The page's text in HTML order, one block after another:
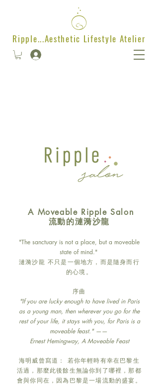
Ripple...Aesthetic Lifestyle Atelier
salon
A Moveable Ripple Salon
流動的漣漪沙龍
"The sanctuary is not a place, but a moveable
state of mind."
漣漪沙龍 不只是一個地方，而是隨身而行
的心境。
序曲
"If you are lucky enough to have lived in Paris
as a young man, then wherever you go for the
rest of your life, it stays with you, for Paris is a
moveable feast." ——
Ernest Hemingway, A Moveable Feast
海明威曾寫道： 若你年輕時有幸在巴黎生
活過，那麼此後餘生無論你到了哪裡，那都
會與你同在，因為巴黎是一場流動的盛宴。